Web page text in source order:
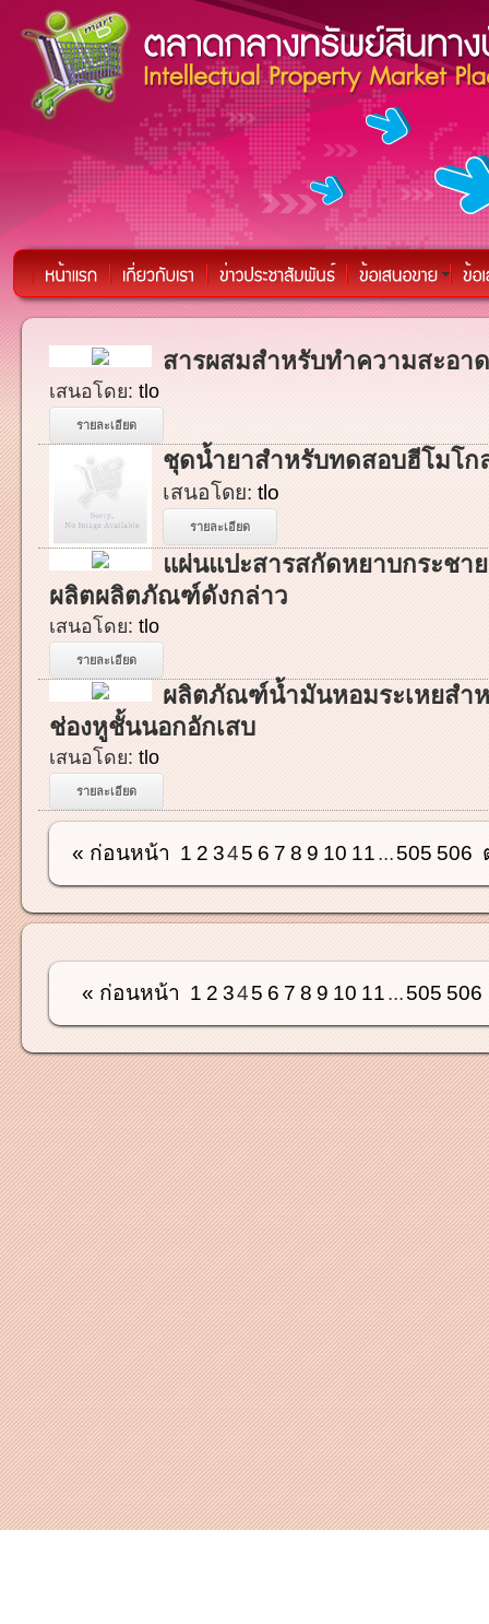
สารผสมสำหรับทำความสะอา
เสนอโดย: tlo
รายละเอียด
ชุดน้ำยาสำหรับทดสอบฮีโมโก
เสนอโดย: tlo
รายละเอียด
แผ่นแปะสารสกัดหยาบกระชา
ผลิตผลิตภัณฑ์ดังกล่าว
เสนอโดย: tlo
รายละเอียด
ผลิตภัณฑ์น้ำมันหอมระเหยสำ
ช่องหูชั้นนอกอักเสบ
เสนอโดย: tlo
รายละเอียด
« ก่อนหน้า 1 2 345 6 7 8 9 10 11...505 506
« ก่อนหน้า 1 2 345 6 7 8 9 10 11...505 506